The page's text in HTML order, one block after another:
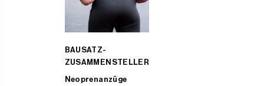
BAUSATZ-
ZUSAMMENSTELLER
Neoprenanzüge